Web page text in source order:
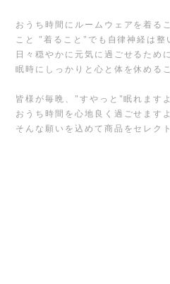
おうち時間にルームウェアを着る
こと "着ること"でも自律神経は整
日々穏やかに元気に過ごせるため
眠時にしっかりと心と体を休める
皆様が毎晩、"すやっと"眠れます
おうち時間を心地良く過ごせます
そんな願いを込めて商品をセレク